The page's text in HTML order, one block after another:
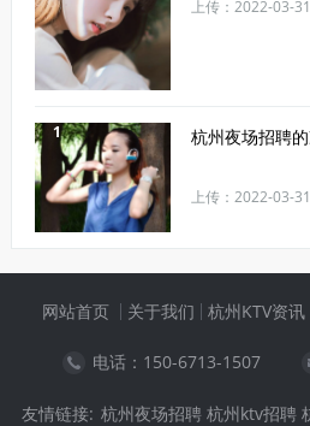
上传：2022-03-31
1 杭州夜场招聘
上传：2022-03-31
网站首页 关于我们 杭州KTV资讯
电话： 150-6713-1507
友情链接: 杭州夜场招聘 杭州ktv招聘